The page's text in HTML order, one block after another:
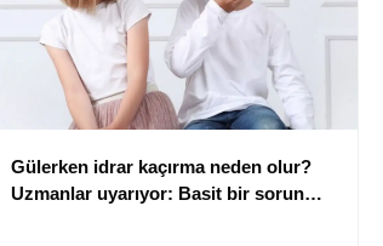
Gülerken idrar kaçırma neden olur?
Uzmanlar uyarıyor: Basit bir sorun